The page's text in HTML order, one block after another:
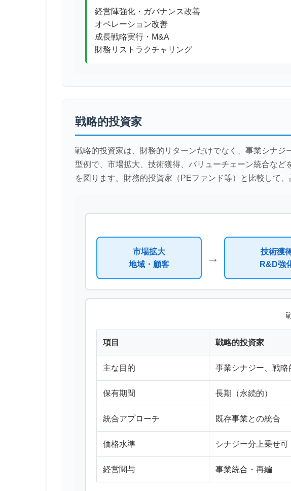
経営陣強化・ガバナンス改善
オペレーション改善
成長戦略実行・M&A
財務リストラクチャリング
戦略的投資家
戦略的投資家は、財務的リターンだけでなく、事業シナ
型例で、市場拡大、技術獲得、バリューチェーン統合な
を図ります。財務的投資家（PEファンド等）と比較して
市場拡大
地域・顧客
→
技術獲
R&D強
項目 戦略的投資家
主な目的 事業シナジー、戦略
保有期間 長期（永続的）
統合アプローチ 既存事業との統合
価格水準 シナジー分上乗せ可
経営関与 事業統合・再編